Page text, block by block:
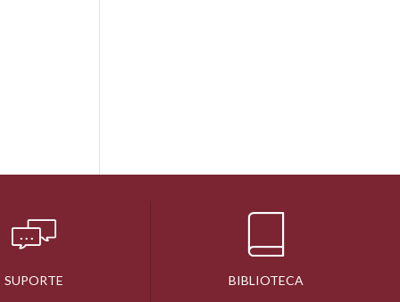
SUPORTE BIBLIOTECA